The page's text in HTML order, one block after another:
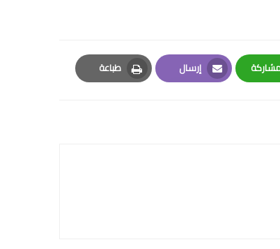
إرسال
Email
طباعة
Print